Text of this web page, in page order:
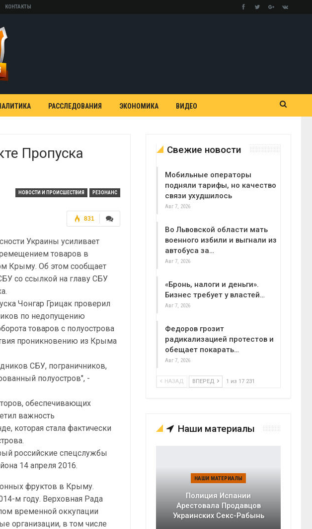
КОНТАКТЫ
РАССЛЕДОВАНИЯ ЭКОНОМИКА ВИДЕО
Пропуска
НОВОСТИ И ПРОИСШЕСТВИЯ РЕЗОНАНС
831
Украины усиливает
товаров в
Крыму. Об этом сообщает
со ссылкой на главу СБУ
Чонгар Грицак проверил
по недопущению
товаров с полуострова
проникновению из Крыма
СБУ, пограничников,
полуостров", -
обеспечивающих
важность
которая стала фактически
российские спецслужбы
14 апреля 2016.
фруктов в Крыму.
м году. Верховная Рада
временной оккупации
организации, в том числе
Свежие новости
Мобильные операторы
подняли тарифы, но качество
связи ухудшилось
Авг 7, 2026
Во Львовской области мать
военного избили и выгнали из
автобуса за…
Авг 7, 2026
«Бронь, налоги и деньги».
Бизнес требует у властей…
Авг 7, 2026
Федоров грозит
радикализацией протестов и
обещает покарать…
Авг 7, 2026
НАЗАД ВПЕРЕД 1 из 17 231
Наши материалы
НАШИ МАТЕРИАЛЫ
Полиция Испании
Арестовала Продавцов
Украинских Секс-Рабынь